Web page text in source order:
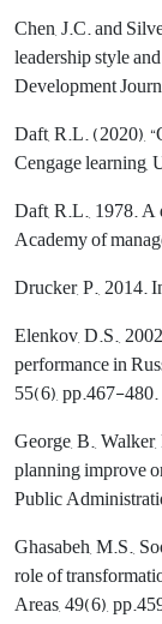
Chen, J.C. and
leadership style
Development
Daft, R.L. (2020),
Cengage learning,
Daft, R.L., 1978.
Academy of
Drucker, P., 2014.
Elenkov, D.S.,
performance in
55(6), pp.467-480.
George, B.,
planning improve
Public
Ghasabeh, M.S.,
role of
Areas, 49(6),